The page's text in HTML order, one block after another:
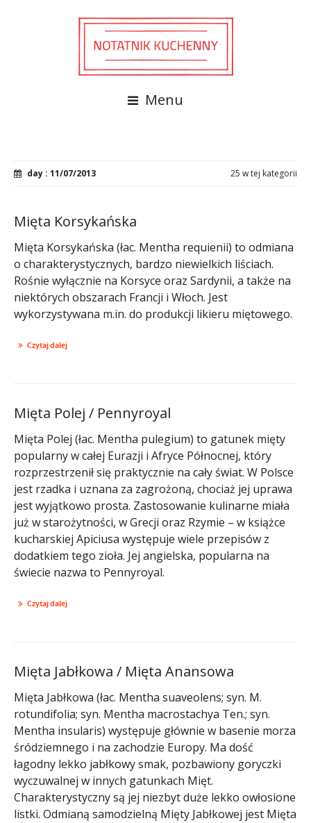
Menu
day : 11/07/2013 25 w tej kategorii
Mięta Korsykańska
Mięta Korsykańska (łac. Mentha requienii) to odmiana
o charakterystycznych, bardzo niewielkich liściach.
Rośnie wyłącznie na Korsyce oraz Sardynii, a także na
niektórych obszarach Francji i Włoch. Jest
wykorzystywana m.in. do produkcji likieru miętowego.
Czytaj dalej
Mięta Polej / Pennyroyal
Mięta Polej (łac. Mentha pulegium) to gatunek mięty
popularny w całej Eurazji i Afryce Północnej, który
rozprzestrzenił się praktycznie na cały świat. W Polsce
jest rzadka i uznana za zagrożoną, chociaż jej uprawa
jest wyjątkowo prosta. Zastosowanie kulinarne miała
już w starożytności, w Grecji oraz Rzymie – w książce
kucharskiej Apiciusa występuje wiele przepisów z
dodatkiem tego zioła. Jej angielska, popularna na
świecie nazwa to Pennyroyal.
Czytaj dalej
Mięta Jabłkowa / Mięta Anansowa
Mięta Jabłkowa (łac. Mentha suaveolens; syn. M.
rotundifolia; syn. Mentha macrostachya Ten.; syn.
Mentha insularis) występuje głównie w basenie morza
śródziemnego i na zachodzie Europy. Ma dość
łagodny lekko jabłkowy smak, pozbawiony goryczki
wyczuwalnej w innych gatunkach Mięt.
Charakterystyczny są jej niezbyt duże lekko owłosione
listki. Odmianą samodzielną Mięty Jabłkowej jest Mięta